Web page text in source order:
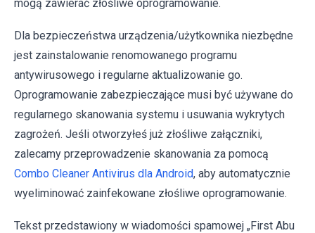
mogą zawierać złośliwe oprogramowanie.
Dla bezpieczeństwa urządzenia/użytkownika niezbędne
jest zainstalowanie renomowanego programu
antywirusowego i regularne aktualizowanie go.
Oprogramowanie zabezpieczające musi być używane do
regularnego skanowania systemu i usuwania wykrytych
zagrożeń. Jeśli otworzyłeś już złośliwe załączniki,
zalecamy przeprowadzenie skanowania za pomocą
Combo Cleaner Antivirus dla Android, aby automatycznie
wyeliminować zainfekowane złośliwe oprogramowanie.
Tekst przedstawiony w wiadomości spamowej „First Abu